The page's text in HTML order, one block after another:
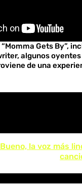
Gets By”,
algunos
de una
la voz más